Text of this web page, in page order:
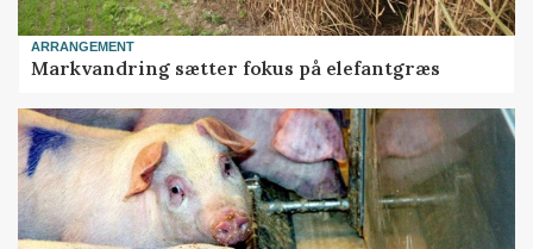
ARRANGEMENT
Markvandring sætter fokus på elefantgræs